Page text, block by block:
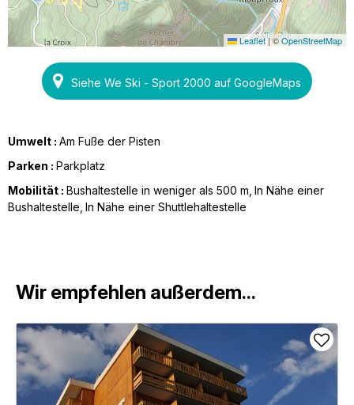
Leaflet |©OpenStreetMap
Siehe We Ski - Sport 2000 auf GoogleMaps
Umwelt : Am Fuße der Pisten
Parken : Parkplatz
Mobilität : Bushaltestelle in weniger als 500 m In Nähe einer
Bushaltestelle In Nähe einer Shuttlehaltestelle
Wir empfehlen außerdem...